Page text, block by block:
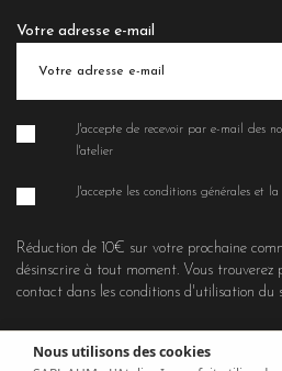
Votre adresse e-mail
J'accepte de recevoir par e-mail des
l'atelier
J'accepte les conditions générales et
Réduction de 10€ sur votre prochaine
désinscrire à tout moment. Vous trouverez
contact dans les conditions d'utilisation du
Nous utilisons des cookies